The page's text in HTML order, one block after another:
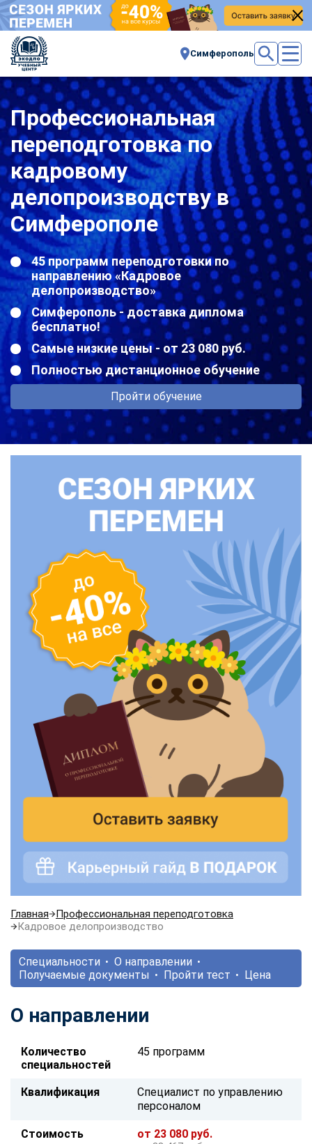
Симферополь
Профессиональная
переподготовка по
кадровому
делопроизводству в
Симферополе
45 программ переподготовки по
направлению «Кадровое
делопроизводство»
Симферополь - доставка диплома
бесплатно!
Самые низкие цены - от 23 080 руб.
Полностью дистанционное обучение
Пройти обучение
Главная
Профессиональная переподготовка
Кадровое делопроизводство
Специальности
О направлении
Получаемые документы
Пройти тест Цена
О направлении
Количество
специальностей
45 программ
Квалификация
Специалист по управлению
персоналом
Стоимость от 23 080 руб.